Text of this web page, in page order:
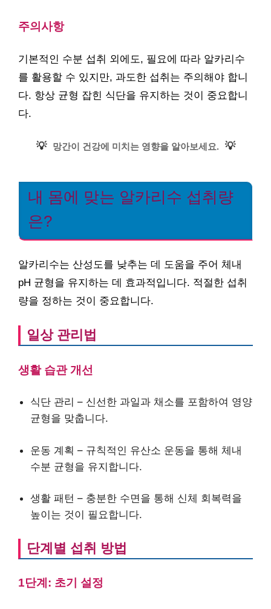
주의사항
기본적인 수분 섭취 외에도, 필요에 따라 알카리수
를 활용할 수 있지만, 과도한 섭취는 주의해야 합니
다. 항상 균형 잡힌 식단을 유지하는 것이 중요합니
다.
💡 망간이 건강에 미치는 영향을 알아보세요. 💡
내 몸에 맞는 알카리수 섭취량
은?
알카리수는 산성도를 낮추는 데 도움을 주어 체내
pH 균형을 유지하는 데 효과적입니다. 적절한 섭취
량을 정하는 것이 중요합니다.
일상 관리법
생활 습관 개선
식단 관리 – 신선한 과일과 채소를 포함하여 영양
균형을 맞춥니다.
운동 계획 – 규칙적인 유산소 운동을 통해 체내
수분 균형을 유지합니다.
생활 패턴 – 충분한 수면을 통해 신체 회복력을
높이는 것이 필요합니다.
단계별 섭취 방법
1단계: 초기 설정